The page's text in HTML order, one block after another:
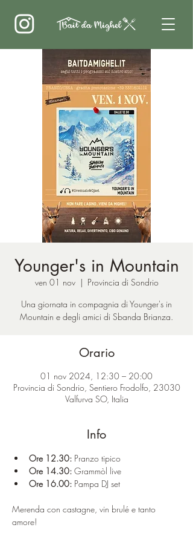
Younger's in Mountain
ven 01 nov
  |
Provincia di Sondrio
Una giornata in compagnia di Younger's in
Mountain e degli amici di Sbanda Brianza.
Orario
01 nov 2024, 12:30 – 20:00
Provincia di Sondrio, Sentiero Frodolfo, 23030
Valfurva SO, Italia
Info
Ore 12.30: Pranzo tipico
Ore 14.30: Grammòl live
Ore 16.00: Pampa DJ set
Merenda con castagne, vin brulé e tanto
amore!